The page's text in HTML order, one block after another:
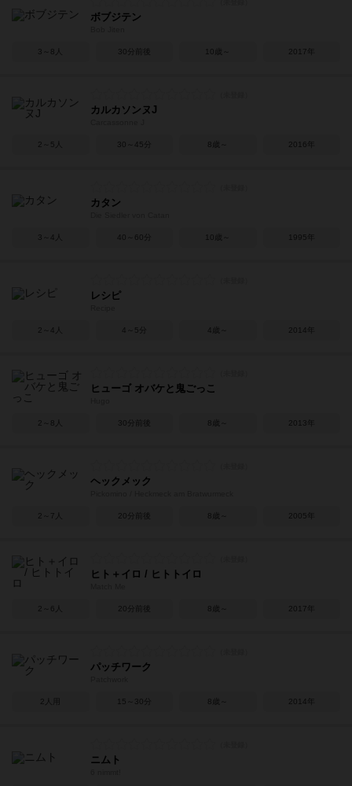
ボブジテン
3～8人 30分前後 10歳～ 2017年
カルカソンヌJ
2～5人 30～45分 8歳～ 2016年
カタン
3～4人 40～60分 10歳～ 1995年
レシピ
2～4人 4～5分 4歳～ 2014年
ヒューゴ オバケと鬼ごっこ
2～8人 30分前後 8歳～ 2013年
ヘックメック
2～7人 20分前後 8歳～ 2005年
ヒト＋イロ / ヒトトイロ
2～6人 20分前後 8歳～ 2017年
パッチワーク
2人用 15～30分 8歳～ 2014年
ニムト